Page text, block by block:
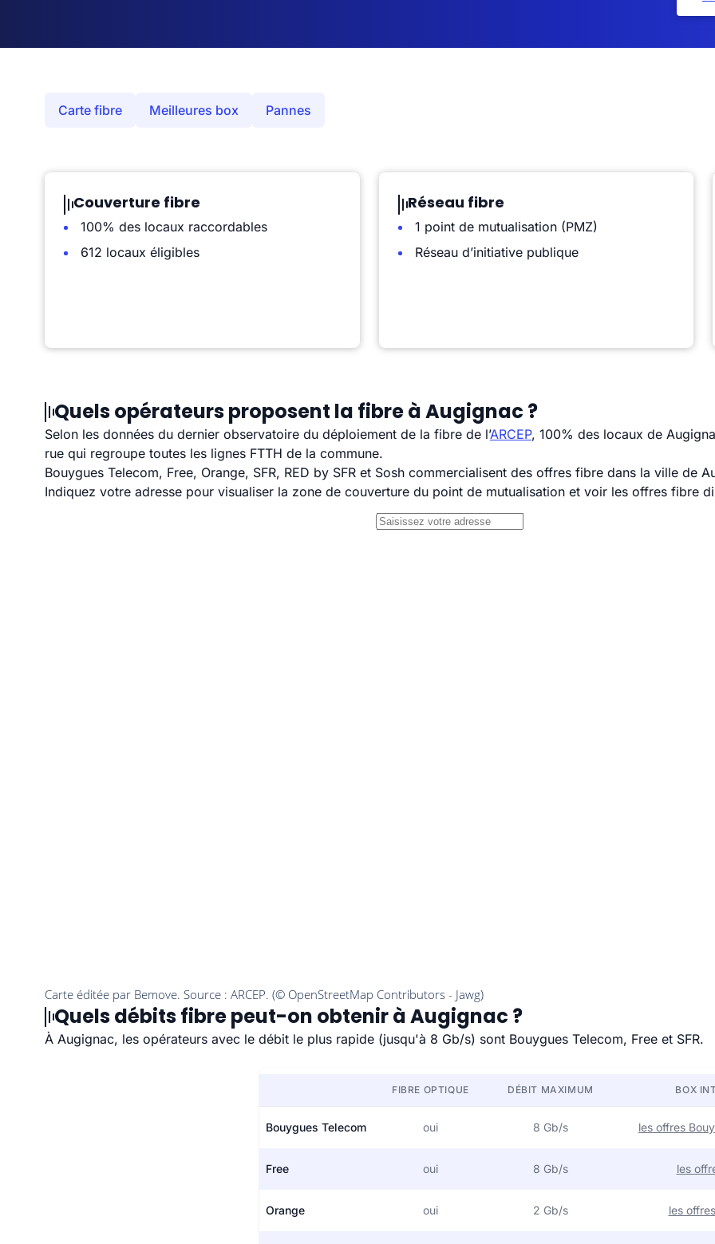
Carte fibre Meilleures box Pannes
Couverture fibre
100% des locaux raccordables
612 locaux éligibles
Réseau fibre
1 point de mutualisation (PMZ)
Réseau d’initiative publique
Quels opérateurs proposent la fibre à Augignac ?
Selon les données du dernier observatoire du déploiement de la fibre de l’ARCEP, 100% des locaux de
rue qui regroupe toutes les lignes FTTH de la commune.
Bouygues Telecom, Free, Orange, SFR, RED by SFR et Sosh commercialisent des offres fibre dans la ville de
Indiquez votre adresse pour visualiser la zone de couverture du point de mutualisation et voir les offres fibre
Quels débits fibre peut-on obtenir à Augignac ?
À Augignac, les opérateurs avec le débit le plus rapide (jusqu'à 8 Gb/s) sont Bouygues Telecom, Free et SFR.
FIBRE OPTIQUE DÉBIT MAXIMUM BOX
Bouygues Telecom oui 8 Gb/s les offres
Free oui 8 Gb/s les
Orange oui 2 Gb/s les